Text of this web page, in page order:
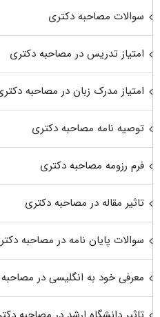
سوالات مصاحبه دکتری
امتیاز تدریس در مصاحبه دکتری
امتیاز مدرک زبان در مصاحبه
توصیه نامه مصاحبه دکتری
فرم رزومه مصاحبه دکتری
تاثیر مقاله در مصاحبه دکتری
سوالات پایان نامه در مصاحبه
معرفی خود به انگلیسی در